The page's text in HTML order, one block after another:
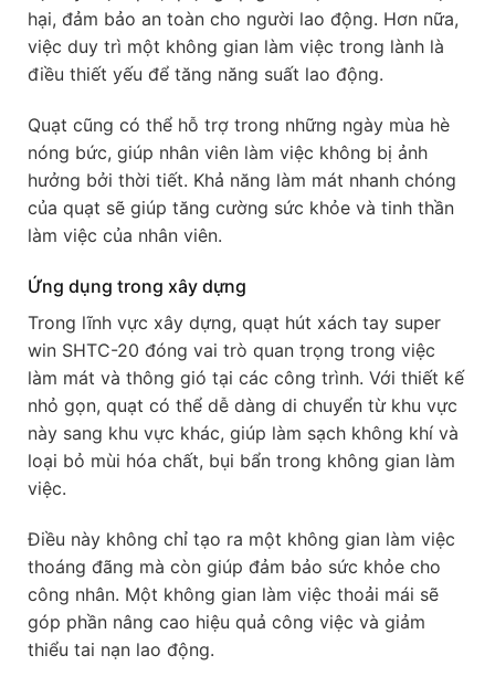
hại, đảm bảo an toàn cho người lao động. Hơn nữa,
việc duy trì một không gian làm việc trong lành là
điều thiết yếu để tăng năng suất lao động.
Quạt cũng có thể hỗ trợ trong những ngày mùa hè
nóng bức, giúp nhân viên làm việc không bị ảnh
hưởng bởi thời tiết. Khả năng làm mát nhanh chóng
của quạt sẽ giúp tăng cường sức khỏe và tinh thần
làm việc của nhân viên.
Ứng dụng trong xây dựng
Trong lĩnh vực xây dựng, quạt hút xách tay super
win SHTC-20 đóng vai trò quan trọng trong việc
làm mát và thông gió tại các công trình. Với thiết kế
nhỏ gọn, quạt có thể dễ dàng di chuyển từ khu vực
này sang khu vực khác, giúp làm sạch không khí và
loại bỏ mùi hóa chất, bụi bẩn trong không gian làm
việc.
Điều này không chỉ tạo ra một không gian làm việc
thoáng đãng mà còn giúp đảm bảo sức khỏe cho
công nhân. Một không gian làm việc thoải mái sẽ
góp phần nâng cao hiệu quả công việc và giảm
thiểu tai nạn lao động.